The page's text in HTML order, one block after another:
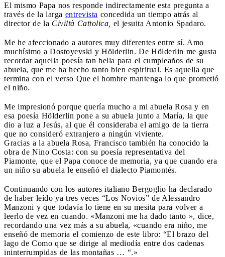
El mismo Papa nos responde indirectamente esta pregunta a
través de la larga entrevista concedida un tiempo atrás al
director de la Civiltà Cattolica, el jesuita Antonio Spadaro.
Me he afeccionado a autores muy diferentes entre sí. Amo
muchísimo a Dostoyevski y Hölderlin. De Hölderlin me gusta
recordar aquella poesía tan bella para el cumpleaños de su
abuela, que me ha hecho tanto bien espiritual. Es aquella que
termina con el verso Que el hombre mantenga lo que prometió
el niño.
Me impresionó porque quería mucho a mi abuela Rosa y en
esa poesía Hölderlin pone a su abuela junto a María, la que
dio a luz a Jesús, al que él consideraba el amigo de la tierra
que no consideró extranjero a ningún viviente.
Gracias a la abuela Rosa, Francisco también ha conocido la
obra de Nino Costa: con su poesía representativa del
Piamonte, que el Papa conoce de memoria, ya que cuando era
un niño su abuela le enseñó el dialecto Piamontés.
Continuando con los autores italiano Bergoglio ha declarado
de haber leído ya tres veces “Los Novios” de Alessandro
Manzoni y que todavía lo tiene en su mesita para volver a
leerlo de vez en cuando. «Manzoni me ha dado tanto », dice,
recordando una vez más a su abuela, «cuando era niño, me
enseñó de memoria el comienzo de este libro: “El brazo del
lago de Como que se dirige al mediodía entre dos cadenas
ininterrumpidas de las montañas … “.»